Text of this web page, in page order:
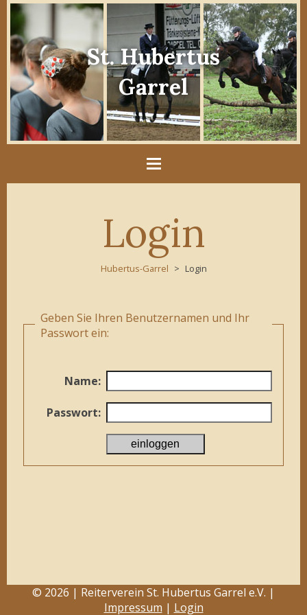
St. Hubertus
Garrel
Login
Hubertus-Garrel Login
Geben Sie Ihren Benutzernamen und Ihr
Passwort ein:
Name:
Passwort:
© 2026 | Reiterverein St. Hubertus Garrel e.V. |
Impressum | Login